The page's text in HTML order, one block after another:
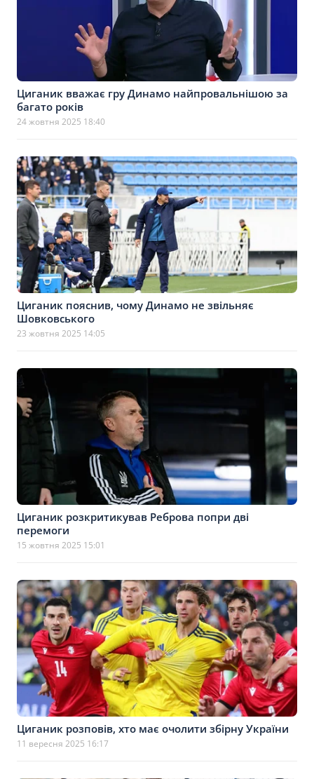
Циганик вважає гру Динамо найпровальнішою за
багато років
24 жовтня 2025 18:40
Циганик пояснив, чому Динамо не звільняє
Шовковського
23 жовтня 2025 14:05
Циганик розкритикував Реброва попри дві
перемоги
15 жовтня 2025 15:01
Циганик розповів, хто має очолити збірну України
11 вересня 2025 16:17